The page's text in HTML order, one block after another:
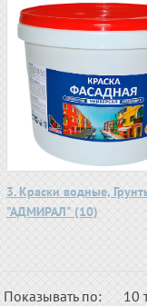
3. Краски водные,
"АДМИРАЛ" (10)
Показывать по: 10